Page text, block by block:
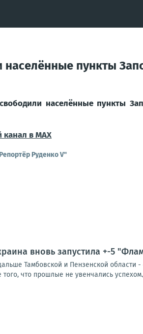
пункты
населённые пункты
в MAX
Руденко V"
вновь запустила +-5
Тамбовской и Пензенской области
что прошлые не увенчались